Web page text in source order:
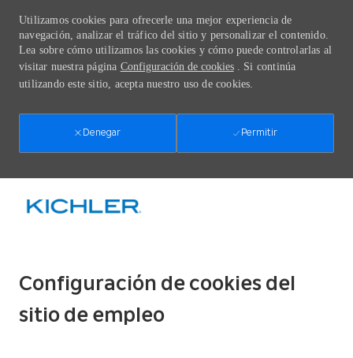
Utilizamos cookies para ofrecerle una mejor experiencia de
navegación, analizar el tráfico del sitio y personalizar el contenido.
Lea sobre cómo utilizamos las cookies y cómo puede controlarlas al
visitar nuestra página Configuración de cookies. Si continúa
utilizando este sitio, acepta nuestro uso de cookies.
Denegar Permitir
Configuración de cookies del
sitio de empleo